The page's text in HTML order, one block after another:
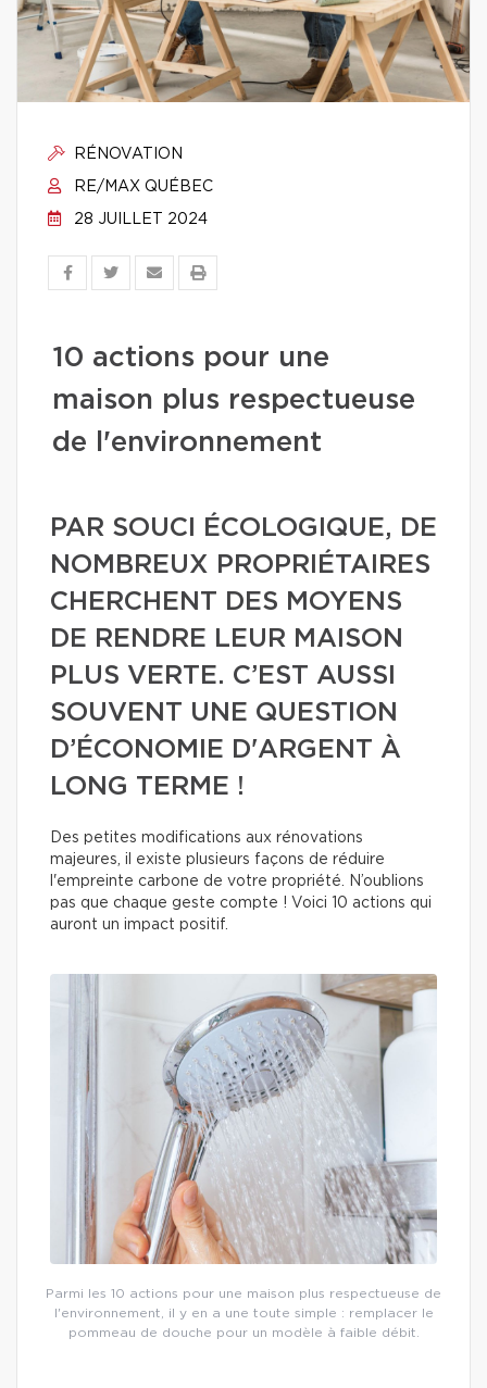
RÉNOVATION
RE/MAX QUÉBEC
28 JUILLET 2024
10 actions pour une
maison plus respectueuse
de l'environnement
PAR SOUCI ÉCOLOGIQUE, DE
NOMBREUX PROPRIÉTAIRES
CHERCHENT DES MOYENS
DE RENDRE LEUR MAISON
PLUS VERTE. C’EST AUSSI
SOUVENT UNE QUESTION
D’ÉCONOMIE D'ARGENT À
LONG TERME !
Des petites modifications aux rénovations
majeures, il existe plusieurs façons de réduire
l'empreinte carbone de votre propriété. N’oublions
pas que chaque geste compte ! Voici 10 actions qui
auront un impact positif.
Parmi les 10 actions pour une maison plus respectueuse de
l'environnement, il y en a une toute simple : remplacer le
pommeau de douche pour un modèle à faible débit.